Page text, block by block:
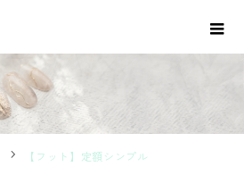
【フット】定額シンプル